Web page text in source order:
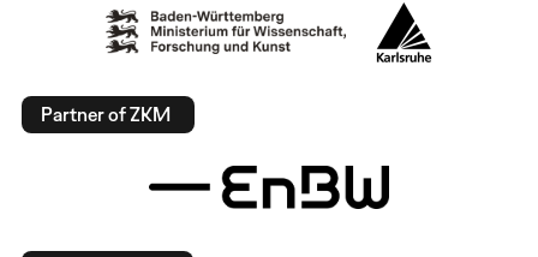
Partner of ZKM